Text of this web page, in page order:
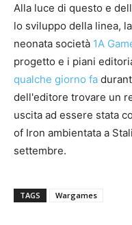
Alla luce di questo e
lo sviluppo della linea,
neonata società 1A
progetto e i piani
qualche giorno fa
dell'editore trovare un
uscita ad essere stata
of Iron ambientata a
settembre.
TAGS Wargames